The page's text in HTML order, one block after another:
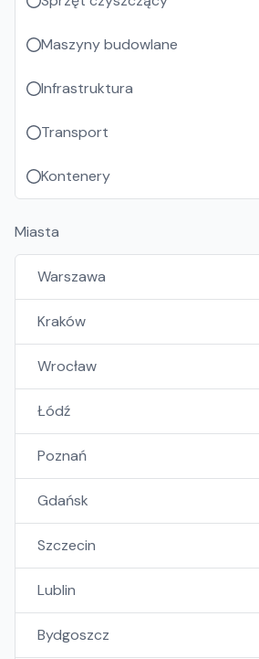
Maszyny budowlane
Infrastruktura
Transport
Kontenery
Miasta
Warszawa
Kraków
Wrocław
Łódź
Poznań
Gdańsk
Szczecin
Lublin
Bydgoszcz